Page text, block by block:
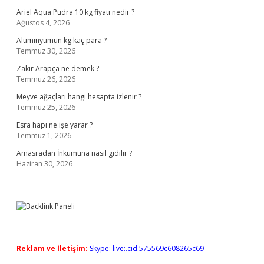
Ariel Aqua Pudra 10 kg fiyatı nedir ?
Ağustos 4, 2026
Alüminyumun kg kaç para ?
Temmuz 30, 2026
Zakir Arapça ne demek ?
Temmuz 26, 2026
Meyve ağaçları hangi hesapta izlenir ?
Temmuz 25, 2026
Esra hapı ne işe yarar ?
Temmuz 1, 2026
Amasradan İnkumuna nasıl gidilir ?
Haziran 30, 2026
Reklam ve İletişim: Skype: live:.cid.575569c608265c69